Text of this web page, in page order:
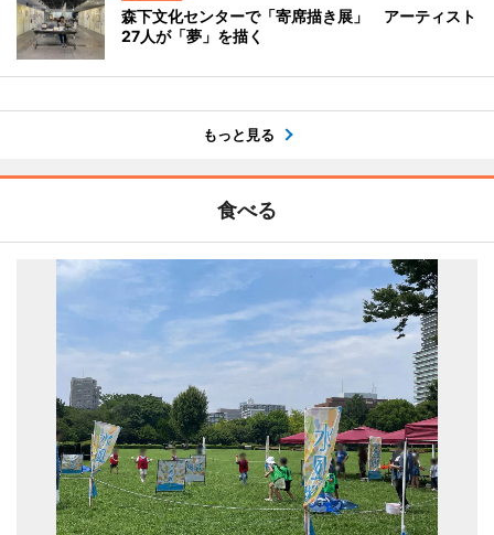
森下文化センターで「寄席描き展」 アーティスト
27人が「夢」を描く
もっと見る
食べる